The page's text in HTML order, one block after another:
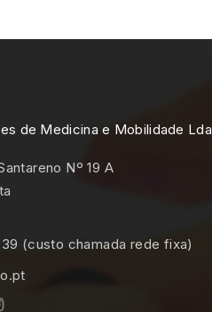
de Medicina e Mobilidade Lda
Nº 19 A
(custo chamada rede fixa)